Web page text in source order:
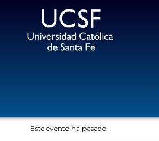
Este evento ha pasado.